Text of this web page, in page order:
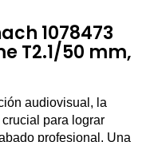
1078473
T2.1/50 mm,
audiovisual, la
para lograr
profesional. Una